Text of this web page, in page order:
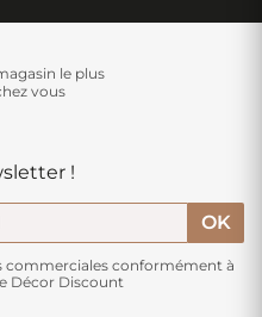
le plus
vous
!
commerciales conformément à
Décor Discount